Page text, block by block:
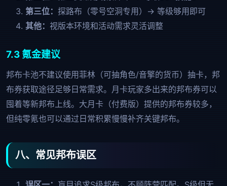
第三位： 探路布（零号空洞专用）→ 等级够用即可
其他： 视版本环境和活动需求灵活调整
7.3 氪金建议
邦布卡池不建议使用菲林（可抽角色/音擎的货币）抽卡，邦
布券获取途径足够日常需求。月卡玩家多出来的邦布券可以
囤着等新邦布上线。大月卡（付费版）提供的邦布券较多，
但纯零氪也可以通过日常积累慢慢补齐关键邦布。
八、常见邦布误区